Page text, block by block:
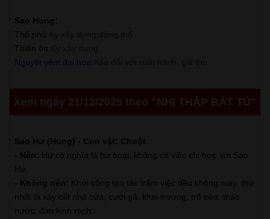
Sao Hung:
Thổ phủ
Thiên ôn
Nguyệt yếm đại hoạ
Xem ngày 21/12/2025 theo "NHỊ THẬP BÁT TÚ"
Sao Hư (Hung) - Con vật: Chuột
- Nên: Hư có nghĩa là hư hoại, không có việc chi hợp với Sao
Hư.
- Không nên: Khởi công tạo tác trăm việc đều không may, thứ
nhất là xây cất nhà cửa, cưới gã, khai trương, trổ cửa, tháo
nước, đào kinh rạch.